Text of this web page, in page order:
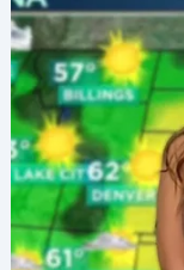
нельзя
непростым, он
Если вы
пусть это
отстаивать
— и не
Если вам